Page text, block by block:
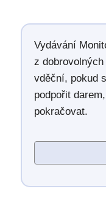
Vydávání
z
vděční, pokud
podpořit
pokračovat.